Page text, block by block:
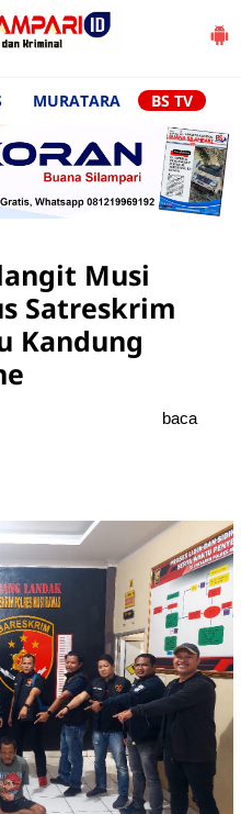
MURATARA BS TV
Musi
Satreskrim
Kandung
baca